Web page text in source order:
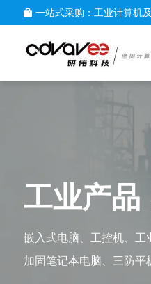
一站式采购：工业计算机
工业产品
嵌入式电脑、工控机、工
加固笔记本电脑、三防